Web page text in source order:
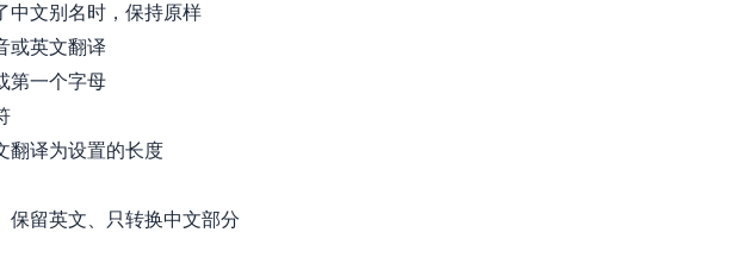
中文别名时，保持原样
或英文翻译
第一个字母
翻译为设置的长度
保留英文、只转换中文部分